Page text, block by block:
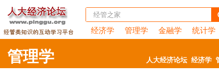
经济学 管理学 金融学 统计学
管理学 人大经济论坛 经济学